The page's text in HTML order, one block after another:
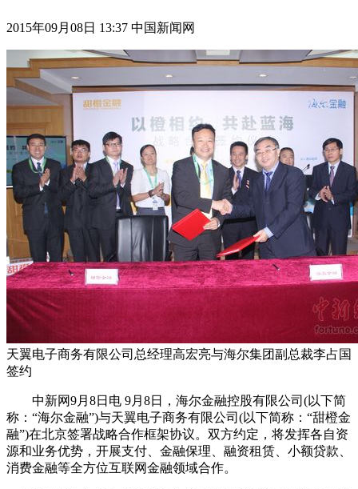
2015年09月08日 13:37 中国新闻网
天翼电子商务有限公司总经理高宏亮与海尔集团副总裁李占国
签约
中新网9月8日电 9月8日，海尔金融控股有限公司(以下简
称：“海尔金融”)与天翼电子商务有限公司(以下简称：“甜橙金
融”)在北京签署战略合作框架协议。双方约定，将发挥各自资
源和业务优势，开展支付、金融保理、融资租赁、小额贷款、
消费金融等全方位互联网金融领域合作。